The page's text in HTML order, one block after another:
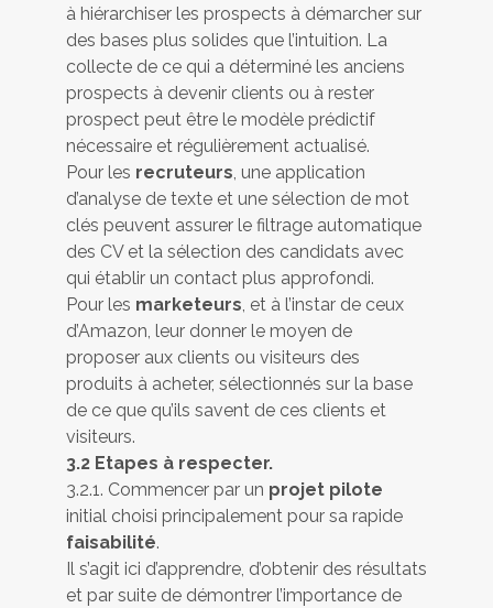
à hiérarchiser les prospects à démarcher sur
des bases plus solides que l’intuition. La
collecte de ce qui a déterminé les anciens
prospects à devenir clients ou à rester
prospect peut être le modèle prédictif
nécessaire et régulièrement actualisé.
Pour les recruteurs, une application
d’analyse de texte et une sélection de mot
clés peuvent assurer le filtrage automatique
des CV et la sélection des candidats avec
qui établir un contact plus approfondi.
Pour les marketeurs, et à l’instar de ceux
d’Amazon, leur donner le moyen de
proposer aux clients ou visiteurs des
produits à acheter, sélectionnés sur la base
de ce que qu’ils savent de ces clients et
visiteurs.
3.2 Etapes à respecter.
3.2.1. Commencer par un projet pilote
initial choisi principalement pour sa rapide
faisabilité.
Il s’agit ici d’apprendre, d’obtenir des résultats
et par suite de démontrer l’importance de